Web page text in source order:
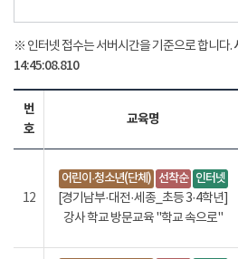
※ 인터넷 접수는 서버시간을 기준으로 합니다.
14:45:08.829
번
호
교육명
12
어린이·청소년(단체) 선착순 인터넷
[경기남부·대전·세종_초등 3·4학년]
강사 학교 방문교육 "학교 속으로"